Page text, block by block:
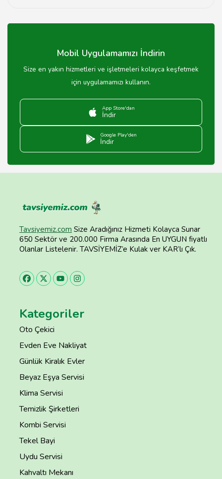
genellikle 1-2 hafta sürmektedir.
Mobil Uygulamamızı İndirin
Size en yakın hizmetleri ve işletmeleri kolayca keşfetmek
için uygulamamızı kullanın.
App Store'dan
İndir
Google Play'den
İndir
Tavsiyemiz.com Size Aradığınız Hizmeti Kolayca Sunar
650 Sektör ve 200.000 Firma Arasında En UYGUN fiyatlı
Olanlar Listelenir. TAVSİYEMİZ’e Kulak ver KAR’lı Çık.
Kategoriler
Oto Çekici
Evden Eve Nakliyat
Günlük Kiralık Evler
Beyaz Eşya Servisi
Klima Servisi
Temizlik Şirketleri
Kombi Servisi
Tekel Bayi
Uydu Servisi
Kahvaltı Mekanı